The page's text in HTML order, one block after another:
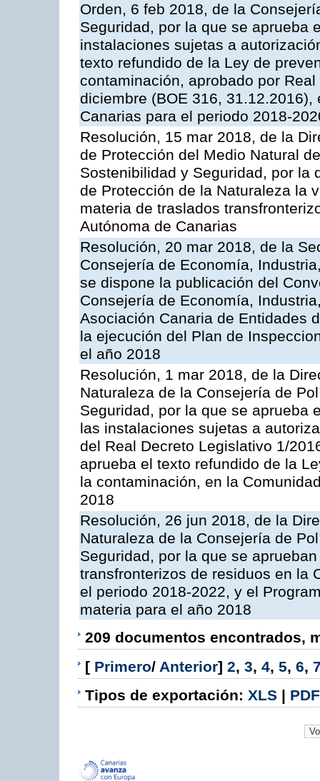
Orden, 6 feb 2018, de la
Seguridad, por la que se aprueba
instalaciones sujetas a
texto refundido de la Ley de
contaminación, aprobado por
diciembre (BOE 316,
Canarias para el periodo 2018-
Resolución, 15 mar 2018, de la
de Protección del Medio Natural
Sostenibilidad y Seguridad, por la
de Protección de la Naturaleza la
materia de traslados
Autónoma de Canarias
Resolución, 20 mar 2018, de la
Consejería de Economía,
se dispone la publicación del
Consejería de Economía,
Asociación Canaria de Entidades
la ejecución del Plan de
el año 2018
Resolución, 1 mar 2018, de la
Naturaleza de la Consejería de
Seguridad, por la que se aprueba
las instalaciones sujetas a
del Real Decreto Legislativo 1/
aprueba el texto refundido de la
la contaminación, en la
2018
Resolución, 26 jun 2018, de la
Naturaleza de la Consejería de
Seguridad, por la que se
transfronterizos de residuos en la
el periodo 2018-2022, y el
materia para el año 2018
209 documentos encontrados,
[ Primero/ Anterior] 2, 3, 4, 5, 6,
Tipos de exportación: XLS | PDF